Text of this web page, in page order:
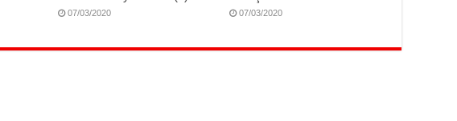
07/03/2020 07/03/2020